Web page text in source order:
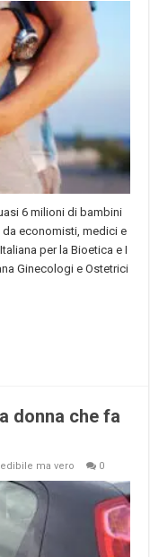
6 milioni di bambini
economisti, medici e
per la Bioetica e I
Ginecologi e Ostetrici
donna che fa
ma vero 0